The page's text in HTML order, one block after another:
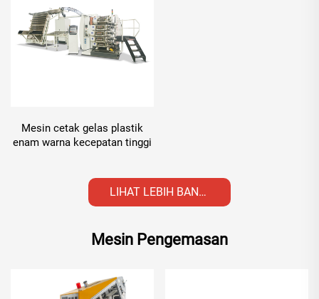
Mesin cetak gelas plastik
enam warna kecepatan tinggi
LIHAT LEBIH BANYAK
Mesin Pengemasan